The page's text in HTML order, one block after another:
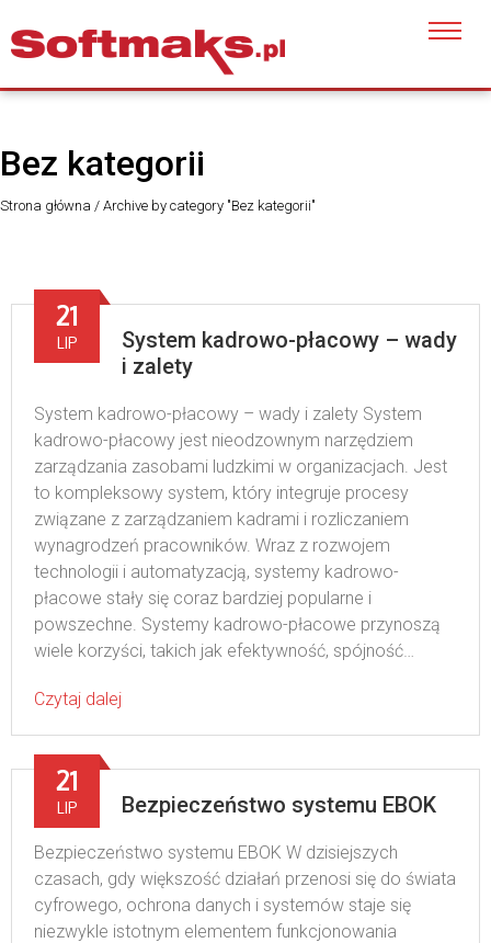
Bez kategorii
Strona główna / Archive by category "Bez kategorii"
System kadrowo-płacowy – wady
i zalety
21
LIP
System kadrowo-płacowy – wady i zalety System
kadrowo-płacowy jest nieodzownym narzędziem
zarządzania zasobami ludzkimi w organizacjach. Jest
to kompleksowy system, który integruje procesy
związane z zarządzaniem kadrami i rozliczaniem
wynagrodzeń pracowników. Wraz z rozwojem
technologii i automatyzacją, systemy kadrowo-
płacowe stały się coraz bardziej popularne i
powszechne. Systemy kadrowo-płacowe przynoszą
wiele korzyści, takich jak efektywność, spójność…
Czytaj dalej
Bezpieczeństwo systemu EBOK
21
LIP
Bezpieczeństwo systemu EBOK W dzisiejszych
czasach, gdy większość działań przenosi się do świata
cyfrowego, ochrona danych i systemów staje się
niezwykle istotnym elementem funkcjonowania